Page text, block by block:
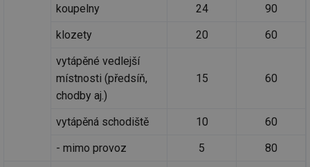
koupelny
24
90
klozety
20
60
vytápěné vedlejší
místnosti (předsíň,
chodby aj.)
15 60
vytápěná schodiště 10
60
- mimo provoz
5
80